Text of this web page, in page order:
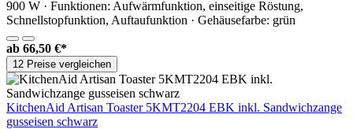
900 W · Funktionen: Aufwärmfunktion, einseitige Röstung,
Schnellstopfunktion, Auftaufunktion · Gehäusefarbe: grün
ab 66,50 €*
12 Preise vergleichen
KitchenAid Artisan Toaster 5KMT2204 EBK inkl. Sandwichzange
gusseisen schwarz